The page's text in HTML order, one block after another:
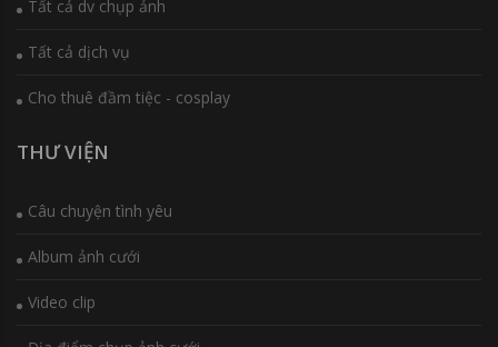
Tất cả dv chụp ảnh
Tất cả dịch vụ
Cho thuê đầm tiệc - cosplay
THƯ VIỆN
Câu chuyện tình yêu
Album ảnh cưới
Video clip